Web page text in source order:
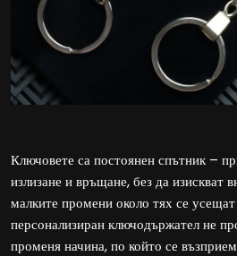
Ключовете са постоянен спътник –
излизане и връщане, без да изискват
малките промени около тях се
персонализиран ключодържател не
променя начина, по който се